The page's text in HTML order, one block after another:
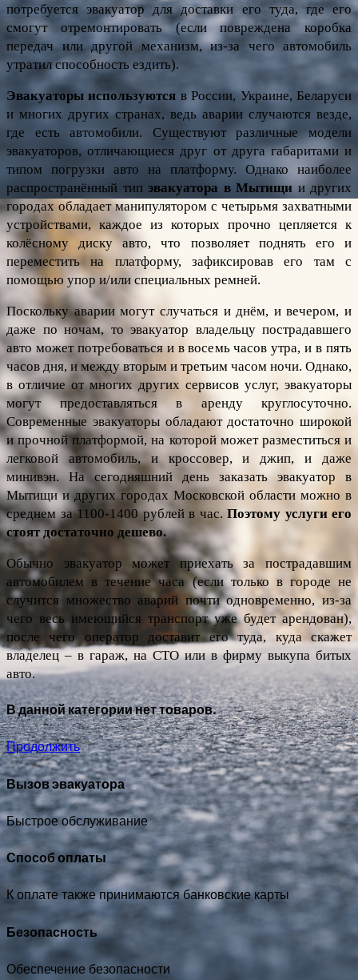
потребуется эвакуатор для доставки его туда, где его
смогут отремонтировать (если повреждена коробка
передач или другой механизм, из-за чего автомобиль
утратил способность ездить).
Эвакуаторы используются в России, Украине, Беларуси
и многих других странах, ведь аварии случаются везде,
где есть автомобили. Существуют различные модели
эвакуаторов, отличающиеся друг от друга габаритами и
типом погрузки авто на платформу. Однако наиболее
распространённый тип эвакуатора в Мытищи и других
городах обладает манипулятором с четырьмя захватными
устройствами, каждое из которых прочно цепляется к
колёсному диску авто, что позволяет поднять его и
переместить на платформу, зафиксировав его там с
помощью упор и/или специальных ремней.
Поскольку аварии могут случаться и днём, и вечером, и
даже по ночам, то эвакуатор владельцу пострадавшего
авто может потребоваться и в восемь часов утра, и в пять
часов дня, и между вторым и третьим часом ночи. Однако,
в отличие от многих других сервисов услуг, эвакуаторы
могут предоставляться в аренду круглосуточно.
Современные эвакуаторы обладают достаточно широкой
и прочной платформой, на которой может разместиться и
легковой автомобиль, и кроссовер, и джип, и даже
минивэн. На сегодняшний день заказать эвакуатор в
Мытищи и других городах Московской области можно в
среднем за 1100-1400 рублей в час. Поэтому услуги его
стоят достаточно дешево.
Обычно эвакуатор может приехать за пострадавшим
автомобилем в течение часа (если только в городе не
случится множество аварий почти одновременно, из-за
чего весь имеющийся транспорт уже будет арендован),
после чего оператор доставит его туда, куда скажет
владелец – в гараж, на СТО или в фирму выкупа битых
авто.
В данной категории нет товаров.
Продолжить
Вызов эвакуатора
Быстрое обслуживание
Способ оплаты
К оплате также принимаются банковские карты
Безопасность
Обеспечение безопасности